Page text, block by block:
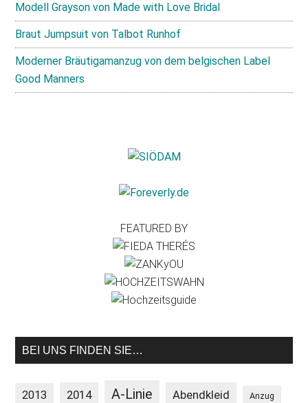
Modell Grayson von Made with Love Bridal
Braut Jumpsuit von Talbot Runhof
Moderner Bräutigamanzug von dem belgischen Label
Good Manners
FEATURED BY
BEI UNS FINDEN SIE…
2013 2014 A-Linie Abendkleid Anzug